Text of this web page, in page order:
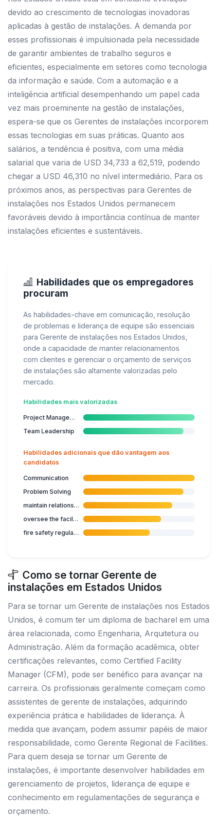
devido ao crescimento de tecnologias inovadoras
aplicadas à gestão de instalações. A demanda por
esses profissionais é impulsionada pela necessidade
de garantir ambientes de trabalho seguros e
eficientes, especialmente em setores como tecnologia
da informação e saúde. Com a automação e a
inteligência artificial desempenhando um papel cada
vez mais proeminente na gestão de instalações,
espera-se que os Gerentes de instalações incorporem
essas tecnologias em suas práticas. Quanto aos
salários, a tendência é positiva, com uma média
salarial que varia de USD 34,733 a 62,519, podendo
chegar a USD 46,310 no nível intermediário. Para os
próximos anos, as perspectivas para Gerentes de
instalações nos Estados Unidos permanecem
favoráveis devido à importância contínua de manter
instalações eficientes e sustentáveis.
Habilidades que os empregadores
procuram
As habilidades-chave em comunicação, resolução
de problemas e liderança de equipe são essenciais
para Gerente de instalações nos Estados Unidos,
onde a capacidade de manter relacionamentos
com clientes e gerenciar o orçamento de serviços
de instalações são altamente valorizadas pelo
mercado.
Habilidades mais valorizadas
Project Management
Team Leadership
Habilidades adicionais que dão vantagem aos
candidatos
Communication
Problem Solving
maintain relationship with customers
oversee the facilities services budget
fire safety regulations
Como se tornar Gerente de
instalações em Estados Unidos
Para se tornar um Gerente de instalações nos Estados
Unidos, é comum ter um diploma de bacharel em uma
área relacionada, como Engenharia, Arquitetura ou
Administração. Além da formação acadêmica, obter
certificações relevantes, como Certified Facility
Manager (CFM), pode ser benéfico para avançar na
carreira. Os profissionais geralmente começam como
assistentes de gerente de instalações, adquirindo
experiência prática e habilidades de liderança. À
medida que avançam, podem assumir papéis de maior
responsabilidade, como Gerente Regional de Facilities.
Para quem deseja se tornar um Gerente de
instalações, é importante desenvolver habilidades em
gerenciamento de projetos, liderança de equipe e
conhecimento em regulamentações de segurança e
orçamento.